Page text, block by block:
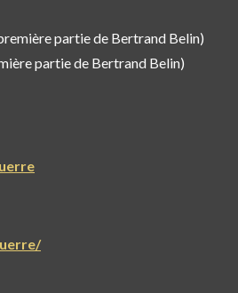
partie de Bertrand Belin)
partie de Bertrand Belin)